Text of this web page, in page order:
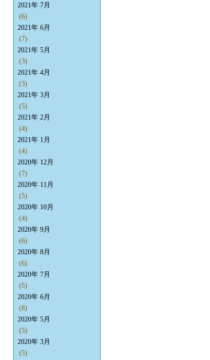
2021年 7月
(6)
2021年 6月
(7)
2021年 5月
(3)
2021年 4月
(3)
2021年 3月
(5)
2021年 2月
(4)
2021年 1月
(4)
2020年 12月
(7)
2020年 11月
(5)
2020年 10月
(4)
2020年 9月
(6)
2020年 8月
(6)
2020年 7月
(5)
2020年 6月
(8)
2020年 5月
(5)
2020年 3月
(5)